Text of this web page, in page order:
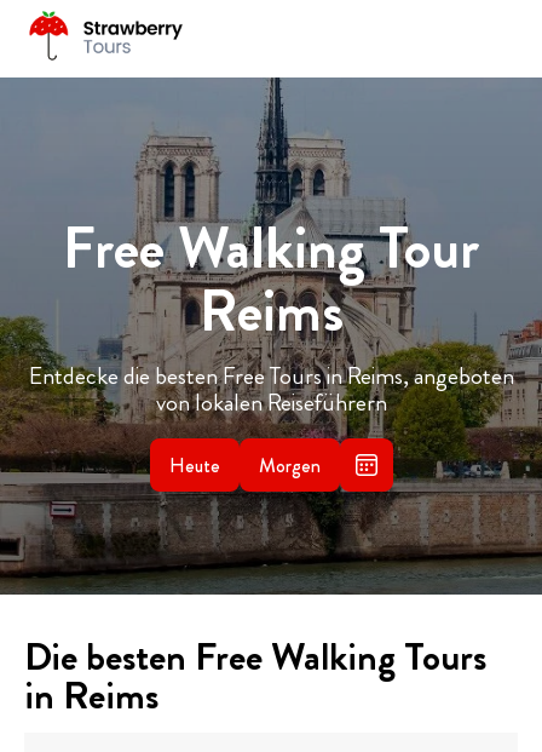
Free Walking Tour
Reims
Entdecke die besten Free Tours in Reims, angeboten
von lokalen Reiseführern
Heute Morgen
Die besten Free Walking Tours
in Reims